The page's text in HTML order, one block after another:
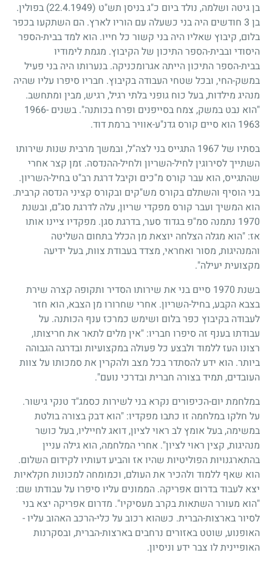
בן גיטה ושלמה, נולד ביום כ"ג בניסן תש"ט (22.4.1949)
בפולין.
בן 3 חודשים היה בני כשעלה עם הוריו לארץ. הם השתקעו בכפר
בלום, קיבוץ שאליו היה בני קשור כל חייו. הוא למד בבית-הספר
היסודי ובבית-הספר התיכון של הקיבוץ. מגמת לימודיו
בבית-הספר התיכון הייתה אגרומכניקה. בנערותו היה בני פעיל
במשק-החי, ובכל שטחי העבודה בקיבוץ. חבריו סיפרו עליו שהיה
מנהיג מילדות, בעל כוח גופני בלתי רגיל, רגיש, מבין ומתחשב.
"הוא נבט במשק, צמח בסייפנים ופרח בכותנה". בשנים 1966-
1963 הוא סיים קורס גדנ"ע-אוויר ברמת דוד.
בסתיו של1967 התגייס בני לצה"ל, ובמשך מרבית שנות שירותו
השתייך לסירוגין לחיל-השריון ולחיל-ההנדסה. זמן קצר אחרי
שהתגייס, הוא עבר קורס מ"כים וקיבל דרגת רב"ט בחיל-השריון.
בני הוסיף והשתלם בקורס מש"קים ובקורס קציני הנדסה קרבית.
הוא המשיך ועבר קורס מפקדי שריון, עלה לדרגת סג"ם, ובשנת
1970 נתמנה סמ"פ בגדוד סער, בדרגת סגן. מפקדיו ציינו אותו
אז: "הוא מגלה הצלחה יוצאת מן הכלל בתחום השליטה
והמנהיגות, מסור ואחראי, מצדד בעבודת צוות, בעל ידיעה
מקצועית יעילה".
בשנת 1970 סיים בני את שירותו הסדיר ותקופה קצרה שירת
בצבא הקבע, בחיל-השריון. אחרי שחרורו מן הצבא, הוא חזר
לעבודה בקיבוץ כפר בלום ושימש כמרכז ענף הכותנה. על
עבודתו בענף זה סיפרו חבריו: "אין מלים לתאר את חריצותו,
רצונו העז ללמוד ולבצע כל פעולה במקצועיות ובדרגה הגבוהה
ביותר. הוא ידע להסתדר בכל מצב ולהקרין את סמכותו על צוות
העובדים, תמיד בצורה חברית ובדרכי נועם".
במלחמת יום-הכיפורים נקרא בני לשירות כסמג"ד טנקי גישור.
על חלקו במלחמה זו כתבו מפקדיו: "הוא דבק בצורה בולטת
במשימה, בעל אומץ לב ראוי לציון, דואג לחייליו, בעל כושר
מנהיגות, קצין ראוי לציון". אחרי המלחמה, הוא גילה עניין
בהתארגנויות הפוליטיות שהיו אז והביע דעותיו לקידום השלום.
הוא שאף ללמוד ולהכיר את העולם, וכמומחה למכונות חקלאיות
יצא לעבוד בדרום אפריקה. הממונים עליו סיפרו על עבודתו שם:
"הוא מעורר השתאות בקרב מעסיקיו". מדרום אפריקה יצא בני
לסיור בארצות-הברית. כשהוא רכוב על כלי-הרכב האהוב עליו-
האופנוע, שוטט באזורים נרחבים בארצות-הברית, ובסקרנות
האופיינית לו צבר ידע וניסיון.